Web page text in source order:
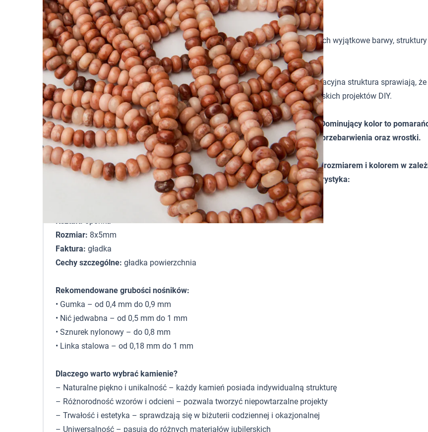
Awenturyn brzoskwiniowy oponka gładka 8x5mm
Kamienie to jedne z najbardziej cenionych dodatków w biżuterii handmade. Ich wyjątkowe barwy,
nabiera indywidualnego charakteru.
Awenturyn brzoskwiniowy wyróżnia się tym, że naturalna kolorystyka i dekoracyjna struktura sprawiają,
To uniwersalny wybór do bransoletek, naszyjników, kolczyków i innych autorskich projektów DIY.
"Kamienie naturalne wykonane z awenturynu w kształcie oponki gładkiej. Dominujący kolor to
beżowym, mlecznym, brązowym. Kamienie posiadają naturalnie powstałe przebarwienia oraz wrostki.
*Ponieważ są to kamienie naturalne mogą się nieznacznie różnić od siebie rozmiarem i kolorem w
*Rozmiar podany w nazwie produktu jest wartością orientacyjną. Charakterystyka:
Awenturyn brzoskwiniowy
Kształt:oponka
Rozmiar: 8x5mm
Faktura: gładka
Cechy szczególne: gładka powierzchnia
Rekomendowane grubości nośników:
• Gumka – od 0,4 mm do 0,9 mm
• Nić jedwabna – od 0,5 mm do 1 mm
• Sznurek nylonowy – do 0,8 mm
• Linka stalowa – od 0,18 mm do 1 mm
Dlaczego warto wybrać kamienie?
– Naturalne piękno i unikalność – każdy kamień posiada indywidualną strukturę
– Różnorodność wzorów i odcieni – pozwala tworzyć niepowtarzalne projekty
– Trwałość i estetyka – sprawdzają się w biżuterii codziennej i okazjonalnej
– Uniwersalność – pasują do różnych materiałów jubilerskich